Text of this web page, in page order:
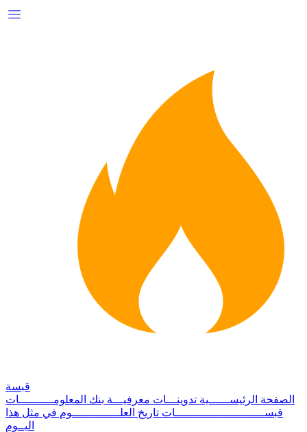
قبسة
الصفحة الرئيســــــية تدوينـــات معرفيـــة بنك المعلومــــــــــات
قبســــــــــــــــــــــــــات تاريخ العلــــــــــــــوم في مثل هذا
اليــوم